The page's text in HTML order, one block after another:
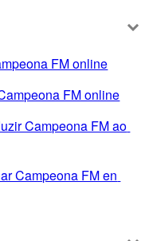
FM online
FM online
Campeona FM ao
Campeona FM en